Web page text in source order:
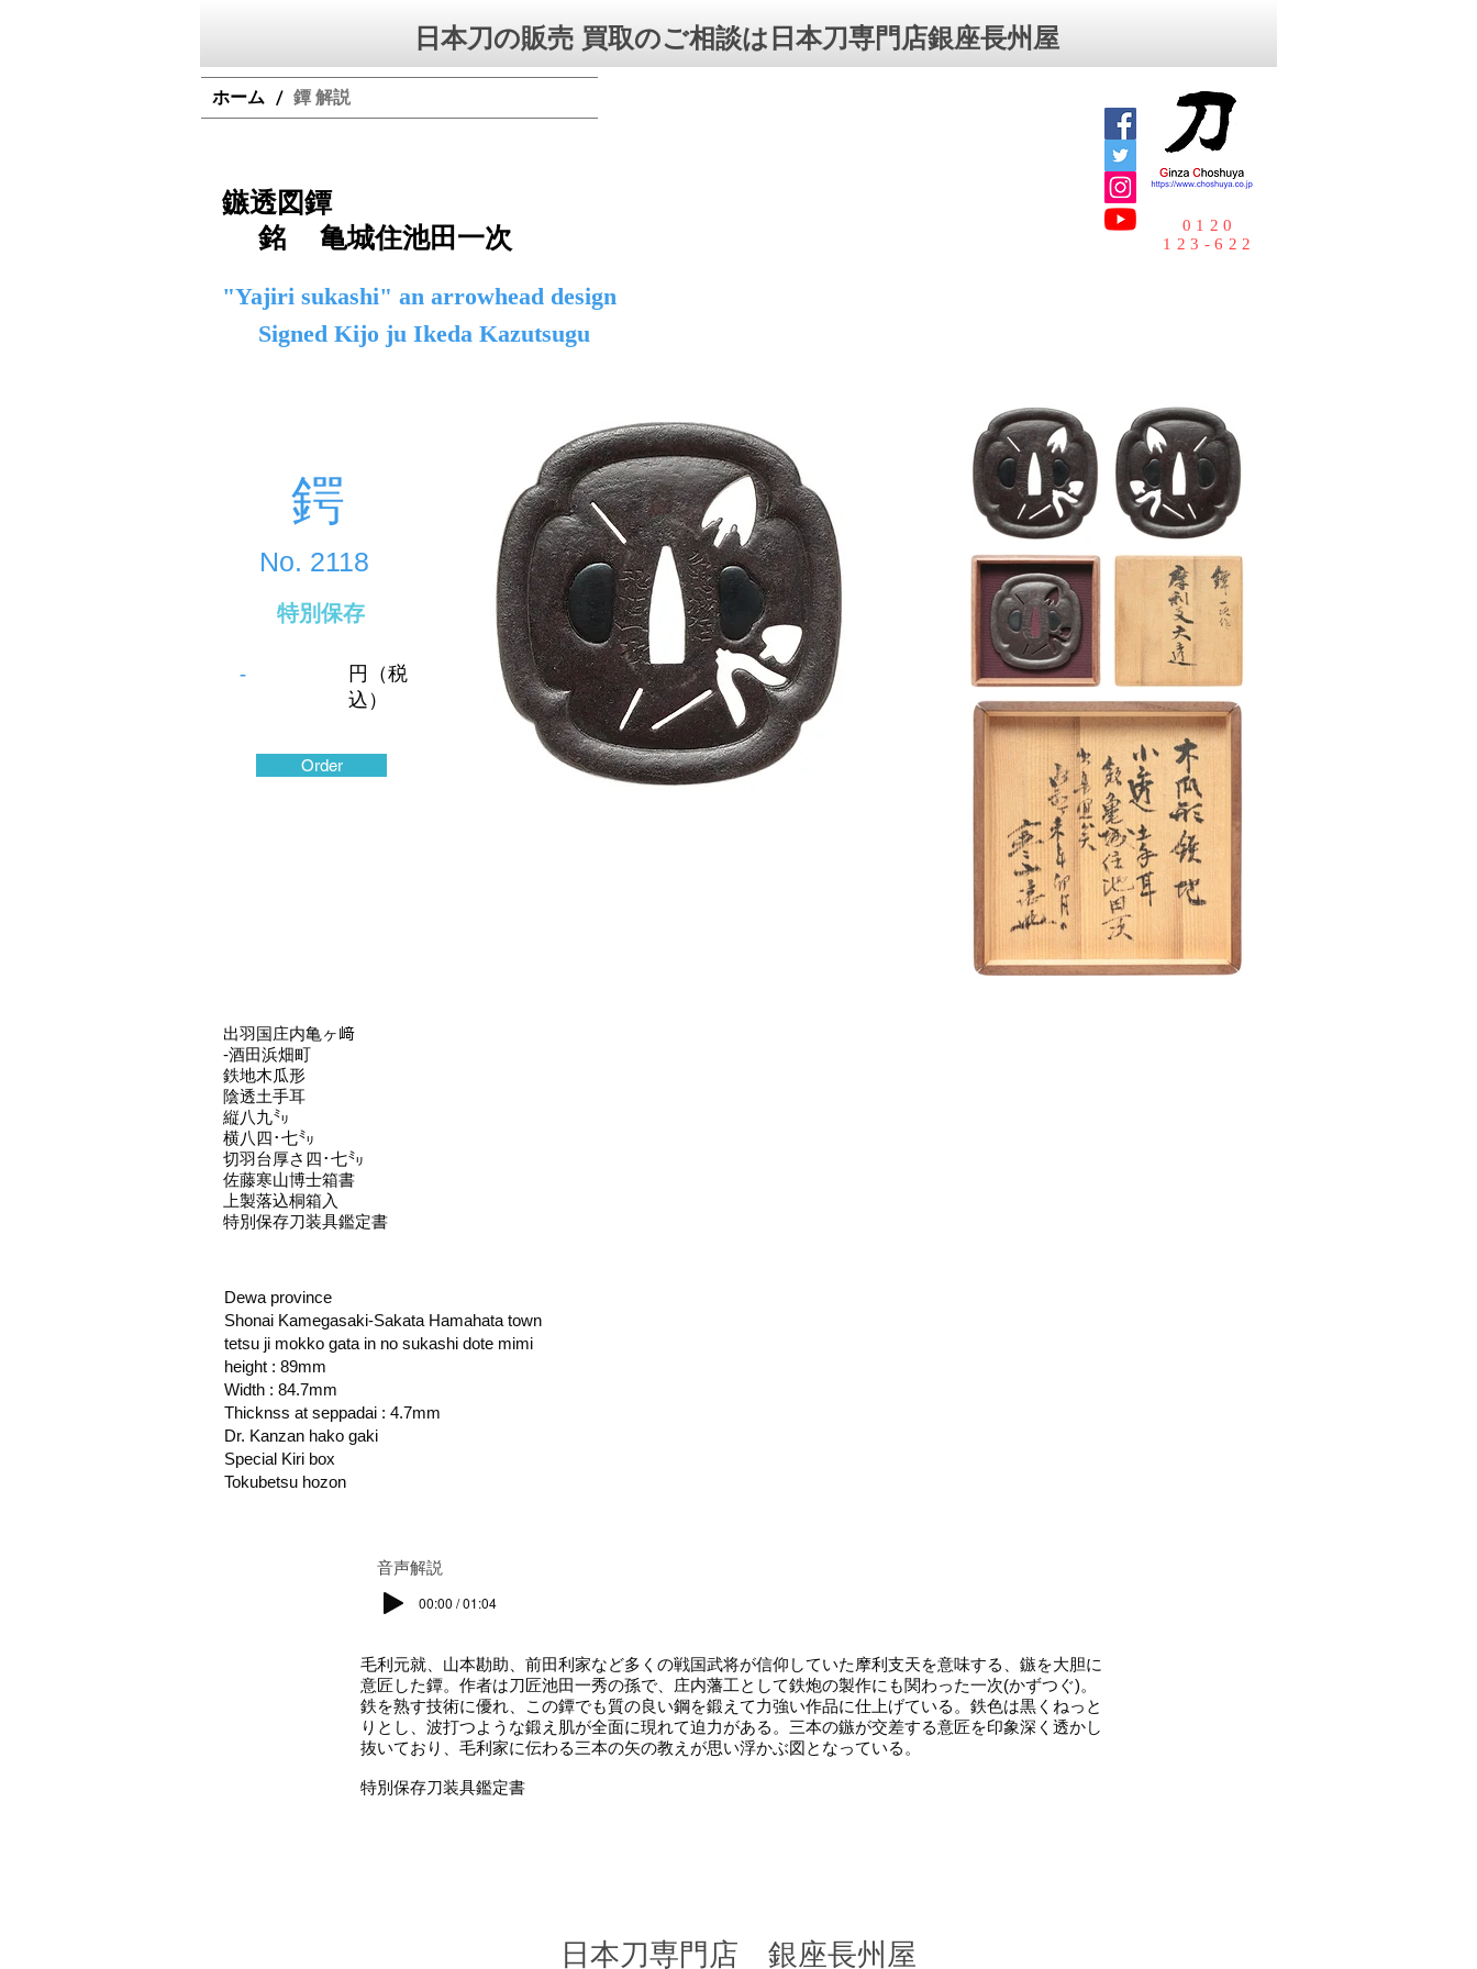
日本刀の販売 買取のご相談は日本刀専門店銀座⻑州屋
ホーム / 鐔 解説
鏃透図鐔
銘 亀城住池田一次
0120
123-622
"Yajiri sukashi" an arrowhead design
Signed Kijo ju Ikeda Kazutsugu
鍔
No. 2118
特別保存
-
円（税
込）
Order
出羽国庄内亀ヶ﨑
‐酒田浜畑町
鉄地木瓜形
陰透土手耳
縦八九㍉
横八四･七㍉
切羽台厚さ四･七㍉
佐藤寒山博士箱書
上製落込桐箱入
特別保存刀装具鑑定書
Dewa province
Shonai Kamegasaki-Sakata Hamahata town
tetsu ji mokko gata in no sukashi dote mimi
height : 89mm
Width : 84.7mm
Thicknss at seppadai : 4.7mm
Dr. Kanzan hako gaki
Special Kiri box
Tokubetsu hozon
​音声解説
00:00 / 01:04
毛利元就、山本勘助、前田利家など多くの戦国武将が信仰していた摩利支天を意味する、鏃を大胆に
意匠した鐔。作者は刀匠池田一秀の孫で、庄内藩工として鉄炮の製作にも関わった一次(かずつぐ)。
鉄を熟す技術に優れ、この鐔でも質の良い鋼を鍛えて力強い作品に仕上げている。鉄色は黒くねっと
りとし、波打つような鍛え肌が全面に現れて迫力がある。三本の鏃が交差する意匠を印象深く透かし
抜いており、毛利家に伝わる三本の矢の教えが思い浮かぶ図となっている。
特別保存刀装具鑑定書
​日本刀専門店 銀座長州屋